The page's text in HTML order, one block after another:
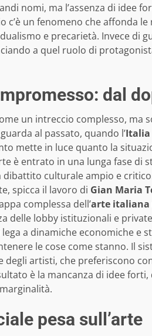
nomi, ma l’assenza di idee
c’è un fenomeno che affonda le
e precarietà. Invece di
a quel ruolo di
dal
un intreccio complesso, ma
al passato, quando l’Italia
mette in luce quanto la
è entrato in una lunga fase di
culturale ampio e
spicca il lavoro di Gian Maria
complessa dell’arte italiana
delle lobby istituzionali e
a dinamiche economiche e
le cose come stanno. Il
degli artisti, che preferiscono
è la mancanza di idee
pesa sull’arte